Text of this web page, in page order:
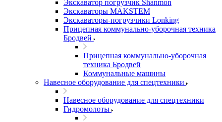
Экскаватор погрузчик Shanmon
Экскаваторы MAKSTEM
Экскаваторы-погрузчики Lonking
Прицепная коммунально-уборочная техника
Бродвей
Прицепная коммунально-уборочная
техника Бродвей
Коммунальные машины
Навесное оборудование для спецтехники
Навесное оборудование для спецтехники
Гидромолоты